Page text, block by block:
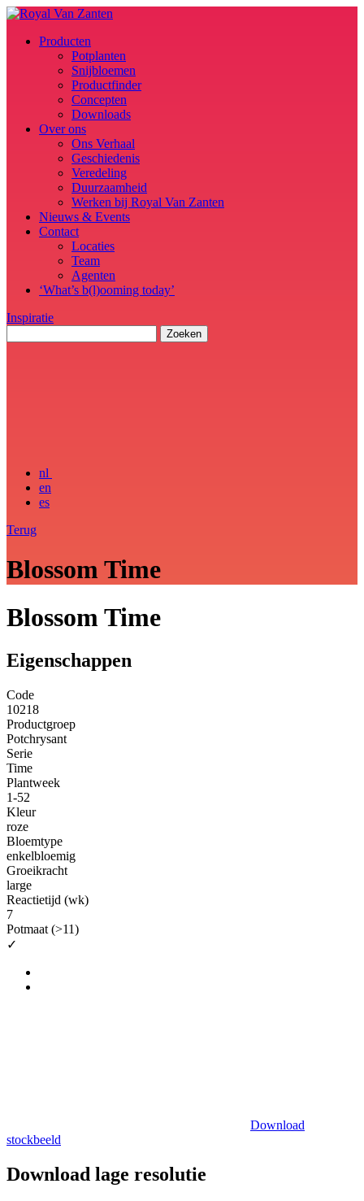
Producten
Potplanten
Snijbloemen
Productfinder
Concepten
Downloads
Over ons
Ons Verhaal
Geschiedenis
Veredeling
Duurzaamheid
Werken bij Royal Van Zanten
Nieuws & Events
Contact
Locaties
Team
Agenten
‘What’s b(l)ooming today’
Inspiratie
nl
en
es
Terug
Blossom Time
Blossom Time
Eigenschappen
Code
10218
Productgroep
Potchrysant
Serie
Time
Plantweek
1-52
Kleur
roze
Bloemtype
enkelbloemig
Groeikracht
large
Reactietijd (wk)
7
Potmaat (>11)
✓
Download
stockbeeld
Download lage resolutie